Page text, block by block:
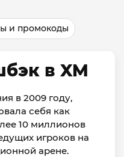
и промокоды
в XM
в 2009 году,
себя как
10 миллионов
игроков на
арене.